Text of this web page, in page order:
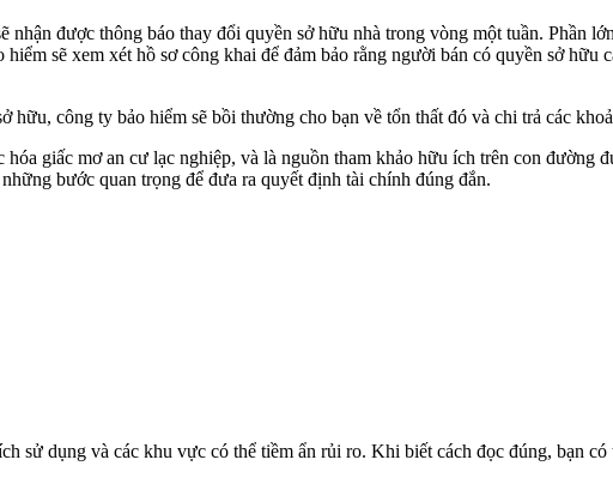
được thông báo thay đổi quyền sở hữu nhà trong vòng một tuần. Phần
sẽ xem xét hồ sơ công khai để đảm bảo rằng người bán có quyền sở hữu
hữu, công ty bảo hiểm sẽ bồi thường cho bạn về tổn thất đó và chi trả các
giấc mơ an cư lạc nghiệp, và là nguồn tham khảo hữu ích trên con đường
bước quan trọng để đưa ra quyết định tài chính đúng đắn.
sử dụng và các khu vực có thể tiềm ẩn rủi ro. Khi biết cách đọc đúng, bạn